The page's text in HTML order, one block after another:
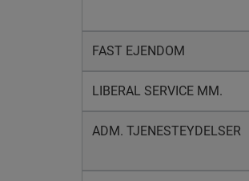
FAST EJENDOM
LIBERAL SERVICE MM.
ADM. TJENESTEYDELSER